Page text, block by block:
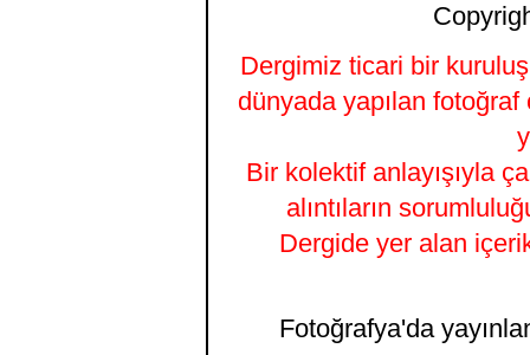
Dergimiz ticari bir kuruluş
dünyada yapılan fotoğraf
Bir kolektif anlayışıyla
alıntıların
Dergide yer alan
Fotoğrafya'da